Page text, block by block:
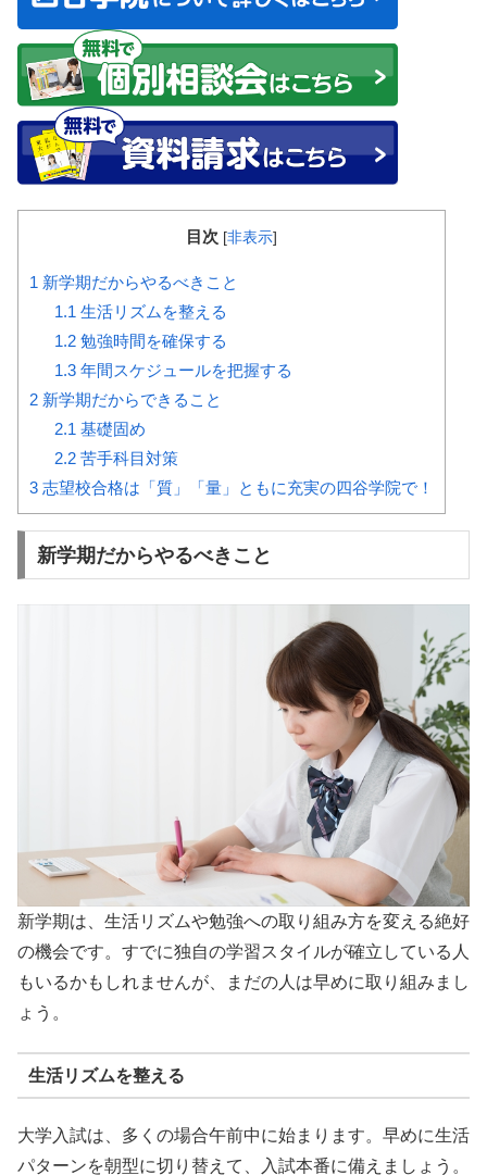
目次 [非表示]
1 新学期だからやるべきこと
1.1 生活リズムを整える
1.2勉強時間を確保する
1.3年間スケジュールを把握する
2 新学期だからできること
2.1 基礎固め
2.2苦手科目対策
3 志望校合格は「質」「量」ともに充実の四谷学院で！
新学期だからやるべきこと
新学期は、生活リズムや勉強への取り組み方を変える絶好
の機会です。すでに独自の学習スタイルが確立している人
もいるかもしれませんが、まだの人は早めに取り組みまし
ょう。
生活リズムを整える
大学入試は、多くの場合午前中に始まります。早めに生活
パターンを朝型に切り替えて、入試本番に備えましょう。